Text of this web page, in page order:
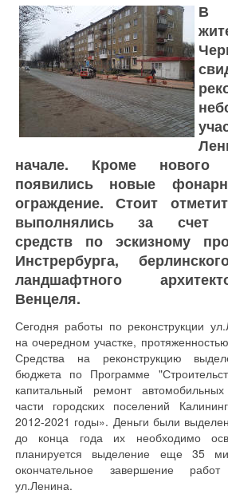
В
начале. Кроме нового
появились новые
ограждение. Стоит
выполнялись за счет
средств по эскизному
Инстрербурга,
ландшафтного
Венцеля.
Сегодня работы по реконструкции
на очередном участке,
Средства на реконструкцию
бюджета по Программе
капитальный ремонт
части городских поселений
2012-2021 годы». Деньги были
до конца года их необходимо
планируется выделение еще 35
окончательное завершение
ул.Ленина.